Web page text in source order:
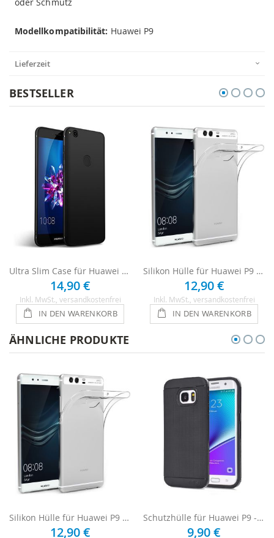
Modellkompatibilität: Huawei P9
Lieferzeit
BESTSELLER
Ultra Slim Case für Huawei P9 - Schwarz
14,90 €
Inkl. MwSt. , versandkostenfrei
IN DEN WARENKORB
Silikon Hülle für Huawei P9 - Transparent
12,90 €
Inkl. MwSt. , versandkostenfrei
IN DEN WARENKORB
ÄHNLICHE PRODUKTE
Silikon Hülle für Huawei P9 - Transparent
12,90 €
Schutzhülle für Huawei P9 - Schwarz
9,90 €